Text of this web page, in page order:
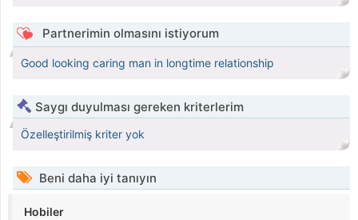
Partnerimin olmasını istiyorum
Good looking caring man in longtime relationship
Saygı duyulması gereken kriterlerim
Özelleştirilmiş kriter yok
Beni daha iyi tanıyın
Hobiler